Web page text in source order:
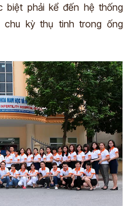
biệt phải kể đến hệ thống
chu kỳ thụ tinh trong ống